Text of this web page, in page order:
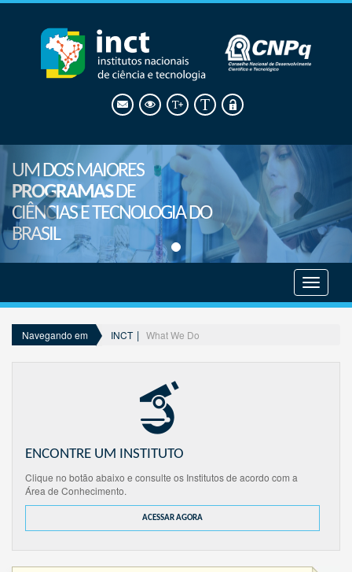
UM DOS MAIORES
PROGRAMASDE
CIÊNCIAS E TECNOLOGIA DO
BRASIL
menu
Navegando em INCT What We Do
ENCONTRE UM INSTITUTO
Clique no botão abaixo e consulte os Institutos de acordo com a
Área de Conhecimento.
ACESSAR AGORA